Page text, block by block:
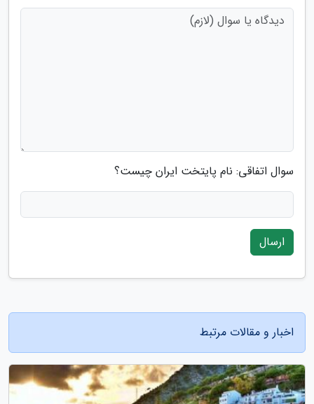
سوال اتفاقی: نام پایتخت ایران چیست؟
ارسال
اخبار و مقالات مرتبط